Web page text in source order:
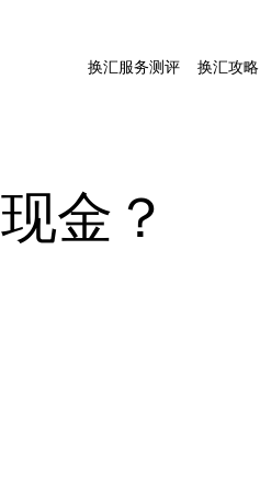
换汇服务测评 换汇攻略
金？